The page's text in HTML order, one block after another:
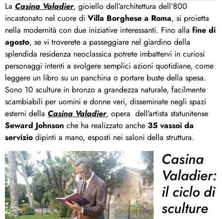
La Casina Valadier, gioiello dell’architettura dell’800
incastonato nel cuore di Villa Borghese a Roma, si proietta
nella modernità con due iniziative interessanti. Fino alla fine di
agosto, se vi troverete a passeggiare nel giardino della
splendida residenza neoclassica potrete imbattervi in curiosi
personaggi intenti a svolgere semplici azioni quotidiane, come
leggere un libro su un panchina o portare buste della spesa.
Sono 10 sculture in bronzo a grandezza naturale, facilmente
scambiabili per uomini e donne veri, disseminate negli spazi
esterni della Casina Valadier, opera dell’artista statunitense
Seward Johnson che ha realizzato anche 35 vassoi da
servizio dipinti a mano, esposti nei saloni della struttura.
Casina
Valadier:
il ciclo di
sculture